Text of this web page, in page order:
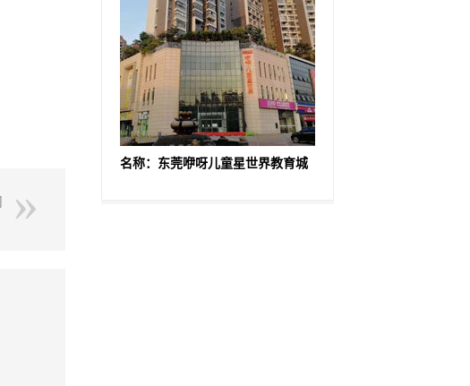
名称：东莞咿呀儿童星世界教育城